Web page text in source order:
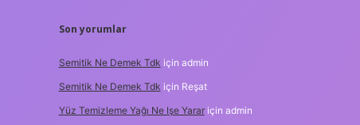
Son yorumlar
Semitik Ne Demek Tdk için admin
Semitik Ne Demek Tdk için Reşat
Yüz Temizleme Yağı Ne Işe Yarariçin admin